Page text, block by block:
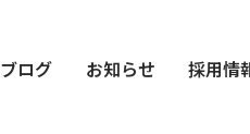
ブログ お知らせ 採用情